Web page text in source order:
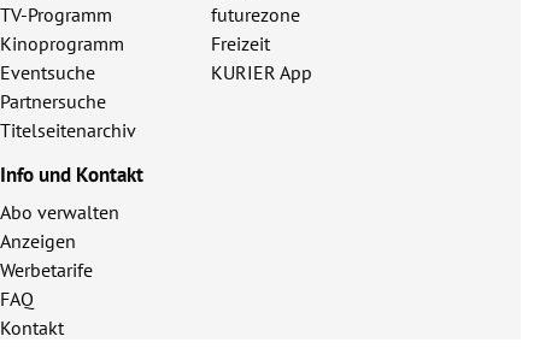
TV-Programm
Kinoprogramm
Eventsuche
Partnersuche
Titelseitenarchiv
futurezone
Freizeit
KURIER App
Info und Kontakt
Abo verwalten
Anzeigen
Werbetarife
FAQ
Kontakt